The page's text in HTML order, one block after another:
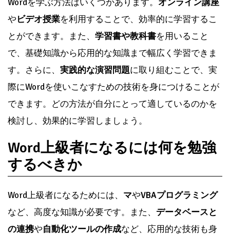
やビデオ授業を利用することで、効率的に学習するこ
とができます。また、 学習書や教科書を用いること
で、基礎知識から応用的な知識まで幅広く学習できま
す。さらに、 実践的な演習問題に取り組むことで、実
際にWordを使いこなすための技術を身につけることが
できます。どの方法が自分にとって適しているのかを
検討し、効果的に学習しましょう。
Word上級者になるには何を勉強
するべきか
Word上級者になるためには、 マやVBAプログラミング
など、高度な知識が必要です。また、 データベースと
の連携や自動化ツールの作成など、応用的な技術も身